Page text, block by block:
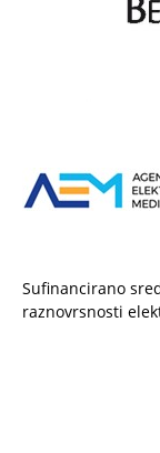
Sufinancirano
raznovrsnosti